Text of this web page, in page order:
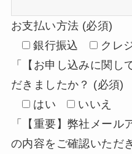
お支払い方法 (必須)
銀行振込
クレ
「【お申し込みに関し
だきましたか？ (必須)
はい
いいえ
「【重要】弊社メール
の内容をご確認いただ